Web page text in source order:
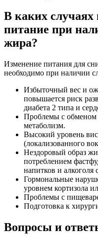
В каких
питание при
жира?
Изменение питания для
необходимо при наличии
Избыточный вес и
повышается риск
диабета 2 типа и
Проблемы с обменом
метаболизм.
Высокий уровень
(локализованного
Нездоровый образ
потреблением
напитков и алкоголя
Гормональные
уровнем кортизола
Проблемы с
Подготовка к
Вопросы и